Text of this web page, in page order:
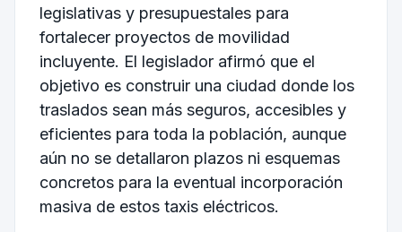
legislativas y presupuestales para
fortalecer proyectos de movilidad
incluyente. El legislador afirmó que el
objetivo es construir una ciudad donde los
traslados sean más seguros, accesibles y
eficientes para toda la población, aunque
aún no se detallaron plazos ni esquemas
concretos para la eventual incorporación
masiva de estos taxis eléctricos.